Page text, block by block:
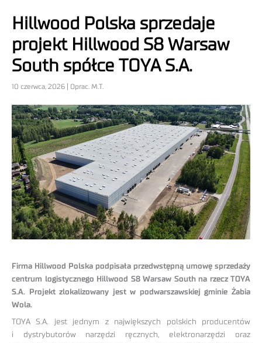
Hillwood Polska sprzedaje
projekt Hillwood S8 Warsaw
South spółce TOYA S.A.
10 czerwca, 2026 | Oprac. M.T.
Firma Hillwood Polska podpisała przedwstępną umowę sprzedaży
centrum logistycznego Hillwood S8 Warsaw South na rzecz TOYA
S.A. Projekt zlokalizowany jest w podwarszawskiej gminie Żabia
Wola.
TOYA S.A. jest jednym z największych polskich producentów
i dystrybutorów narzędzi ręcznych, elektronarzędzi oraz